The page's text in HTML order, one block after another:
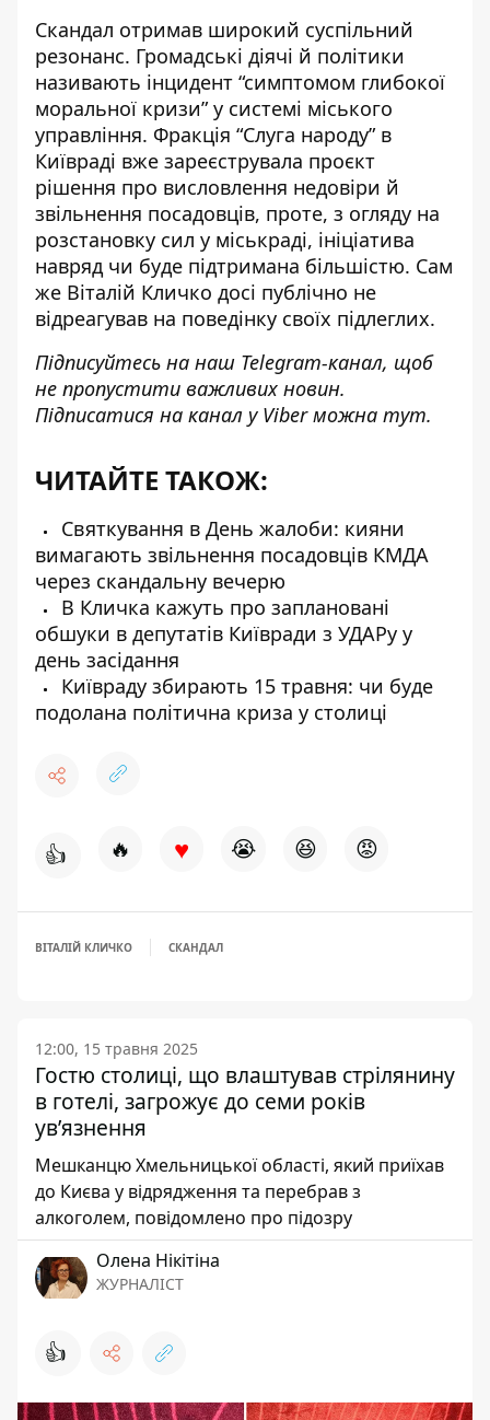
Скандал отримав широкий суспільний
резонанс. Громадські діячі й політики
називають інцидент “симптомом глибокої
моральної кризи” у системі міського
управління. Фракція “Слуга народу” в
Київраді вже зареєструвала проєкт
рішення про висловлення недовіри й
звільнення посадовців, проте, з огляду на
розстановку сил у міськраді, ініціатива
навряд чи буде підтримана більшістю. Сам
же Віталій Кличко досі публічно не
відреагував на поведінку своїх підлеглих.
Підписуйтесь на наш Telegram-канал, щоб
не пропустити важливих новин.
Підписатися на канал у Viber можна тут.
ЧИТАЙТЕ ТАКОЖ:
Святкування в День жалоби: кияни
вимагають звільнення посадовців КМДА
через скандальну вечерю
В Кличка кажуть про заплановані
обшуки в депутатів Київради з УДАРу у
день засідання
Київраду збирають 15 травня: чи буде
подолана політична криза у столиці
👍 🔥 ♥ 😭 😆 😡
ВІТАЛІЙ КЛИЧКО СКАНДАЛ
12:00, 15 травня 2025
Гостю столиці, що влаштував стрілянину
в готелі, загрожує до семи років
ув’язнення
Мешканцю Хмельницької області, який приїхав
до Києва у відрядження та перебрав з
алкоголем, повідомлено про підозру
Олена Нікітіна
ЖУРНАЛІСТ
👍